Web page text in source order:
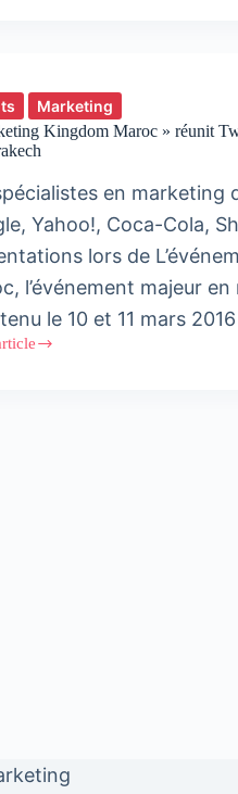
Marketing
Kingdom Maroc » réunit
en marketing
Yahoo!, Coca-Cola,
lors de
l’événement majeur
le 10 et 11 mars